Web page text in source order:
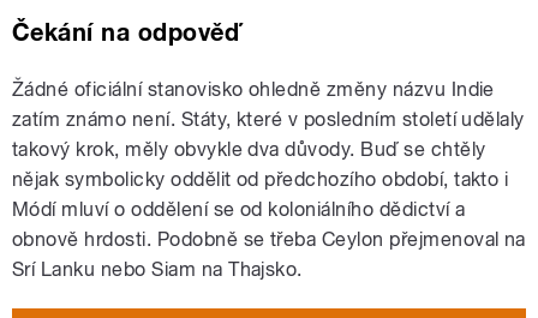
Čekání na odpověď
Žádné oficiální stanovisko ohledně změny názvu Indie
zatím známo není. Státy, které v posledním století udělaly
takový krok, měly obvykle dva důvody. Buď se chtěly
nějak symbolicky oddělit od předchozího období, takto i
Módí mluví o oddělení se od koloniálního dědictví a
obnově hrdosti. Podobně se třeba Ceylon přejmenoval na
Srí Lanku nebo Siam na Thajsko.